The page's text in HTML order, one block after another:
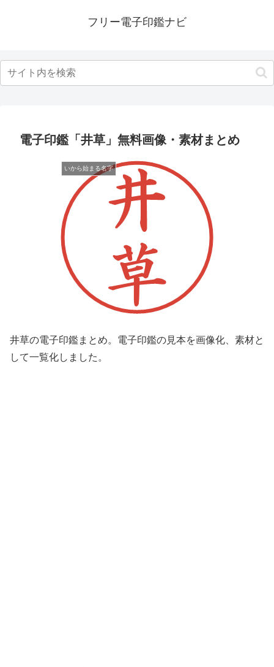
フリー電子印鑑ナビ
電子印鑑「井草」無料画像・素材まとめ
いから始まる名字
井草の電子印鑑まとめ。電子印鑑の見本を画像化、素材と
して一覧化しました。